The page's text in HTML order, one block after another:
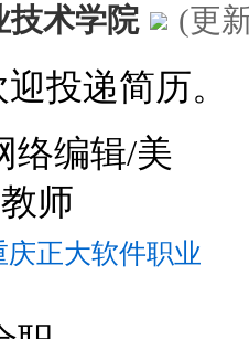
技术学院 (更
投递简历。
络编辑/美
师
庆正大软件职业